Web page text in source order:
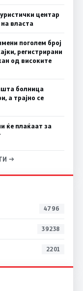
центар
власта
поголем број
регистрирани
од високите
болница
а трајно се
ќе плаќаат за
→
4796
39238
2201